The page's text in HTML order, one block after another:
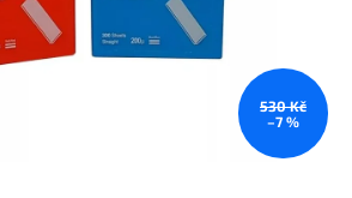
530 Kč
–7 %